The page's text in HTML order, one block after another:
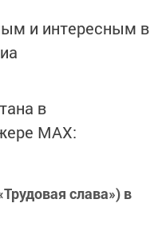
и интересным в
в
MАХ:
слава») в